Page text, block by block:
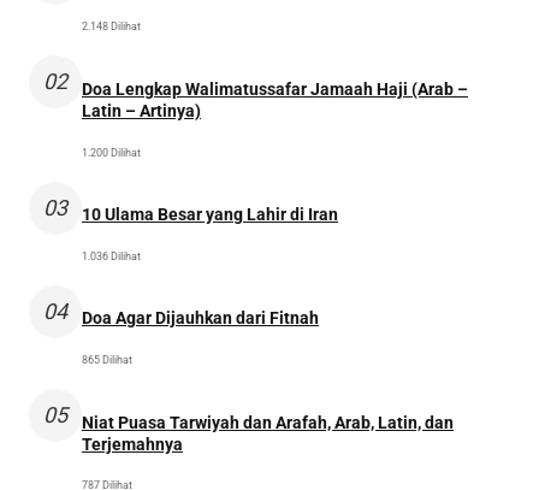
2.148 Dilihat
02
Doa Lengkap Walimatussafar Jamaah Haji (Arab –
Latin – Artinya)
1.200 Dilihat
03 10 Ulama Besar yang Lahir di Iran
1.036 Dilihat
04 Doa Agar Dijauhkan dari Fitnah
865 Dilihat
05
Niat Puasa Tarwiyah dan Arafah, Arab, Latin, dan
Terjemahnya
787 Dilihat